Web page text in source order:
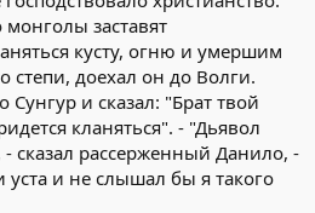
заставят
кусту, огню и умершим
степи, доехал он до Волги.
Сунгур и сказал: "Брат твой
кланяться". - "Дьявол
сказал рассерженный Данило, -
уста и не слышал бы я такого